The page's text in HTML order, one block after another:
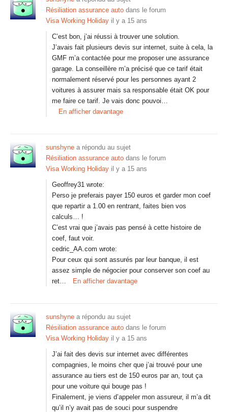
Résiliation assurance auto dans le forum
Visa Working Holiday il y a 15 ans
C’est bon, j’ai réussi à trouver une solution.
J’avais fait plusieurs devis sur internet, suite à cela, la
GMF m’a contactée pour me proposer une assurance
garage. La conseillère m’a précisé que ce tarif était
normalement réservé pour les personnes ayant 2
voitures à assurer mais sa responsable était OK pour
me faire ce tarif. Je vais donc pouvoi…
En afficher davantage
sunshyne a répondu au sujet
Résiliation assurance auto dans le forum
Visa Working Holiday il y a 15 ans
Geoffrey31 wrote:
Perso je preferais payer 150 euros et garder mon coef
que repartir a 1.00 en rentrant, faites bien vos
calculs… !
C’est vrai que j’avais pas pensé à cette histoire de
coef, faut voir.
cedric_AA.com wrote:
Pour ceux qui sont assurés par leur banque, il est
assez simple de négocier pour conserver son coef au
ret…
En afficher davantage
sunshyne a répondu au sujet
Résiliation assurance auto dans le forum
Visa Working Holiday il y a 15 ans
J’ai fait des devis sur internet avec différentes
compagnies, le moins cher que j’ai trouvé pour une
assurance au tiers est de 150 euros par an, tout ça
pour une voiture qui bouge pas !
Finalement, je viens d’appeler mon assureur, il m’a dit
qu’il n’y avait pas de souci pour suspendre